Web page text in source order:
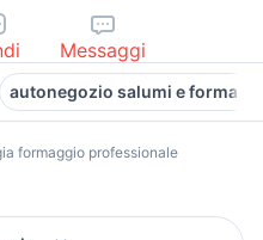
Messaggi
autonegozio salumi e
formaggio professionale